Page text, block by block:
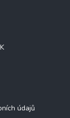
údajů